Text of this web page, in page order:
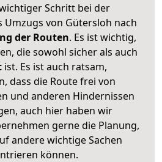
Schritt bei der
von Gütersloh nach
der Routen. Es ist wichtig,
die sowohl sicher als auch
ist. Es ist auch ratsam,
dass die Route frei von
und anderen Hindernissen
auch hier haben wir
gerne die Planung,
andere wichtige Sachen
können.